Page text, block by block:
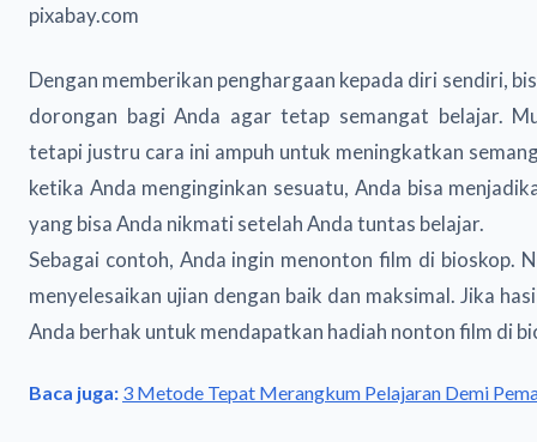
pixabay.com
Dengan memberikan penghargaan kepada diri sendiri,
dorongan bagi Anda agar tetap semangat belajar.
tetapi justru cara ini ampuh untuk meningkatkan
ketika Anda menginginkan sesuatu, Anda bisa
yang bisa Anda nikmati setelah Anda tuntas belajar.
Sebagai contoh, Anda ingin menonton film di bioskop.
menyelesaikan ujian dengan baik dan maksimal. Jika
Anda berhak untuk mendapatkan hadiah nonton film di
Baca juga: 3 Metode Tepat Merangkum Pelajaran Demi